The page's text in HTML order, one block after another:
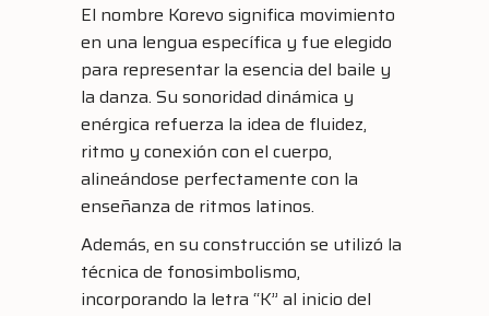
El nombre Korevo significa movimiento
en una lengua específica y fue elegido
para representar la esencia del baile y
la danza. Su sonoridad dinámica y
enérgica refuerza la idea de fluidez,
ritmo y conexión con el cuerpo,
alineándose perfectamente con la
enseñanza de ritmos latinos.
Además, en su construcción se utilizó la
técnica de fonosimbolismo,
incorporando la letra “K” al inicio del